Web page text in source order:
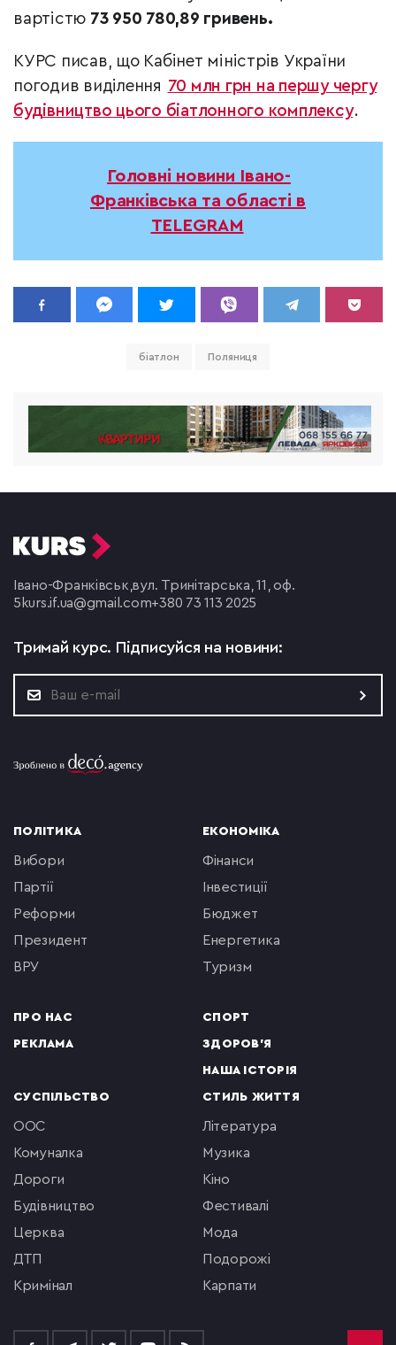
вартістю 73 950 780,89 гривень.
КУРС писав, що Кабінет міністрів України
погодив виділення 70 млн грн на першу чергу
будівництво цього біатлонного комплексу.
Головні новини Івано-
Франківська та області в
TELEGRAM
біатлон Поляниця
Івано-Франківськ,вул. Тринітарська, 11, оф.
5 kurs.if.ua@gmail.com+380 73 113 2025
Тримай курс. Підписуйся на новини:
ПОЛІТИКА
вибори
партії
реформи
президент
ВРУ
ПРО НАС
РЕКЛАМА
ЕКОНОМІКА
фінанси
інвестиції
бюджет
енергетика
туризм
СПОРТ
ЗДОРОВ'Я
НАША ІСТОРІЯ
СУСПІЛЬСТВО
ООС
комуналка
Дороги
будівництво
церква
ДТП
кримінал
СТИЛЬ ЖИТТЯ
література
музика
кіно
фестивалі
мода
подорожі
Карпати